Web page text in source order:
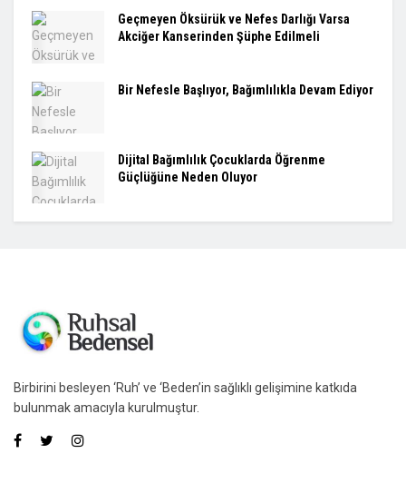
Geçmeyen Öksürük ve Nefes Darlığı Varsa
Akciğer Kanserinden Şüphe Edilmeli
Bir Nefesle Başlıyor, Bağımlılıkla Devam Ediyor
Dijital Bağımlılık Çocuklarda Öğrenme
Güçlüğüne Neden Oluyor
Birbirini besleyen ‘Ruh’ ve ‘Beden’in sağlıklı gelişimine katkıda
bulunmak amacıyla kurulmuştur.